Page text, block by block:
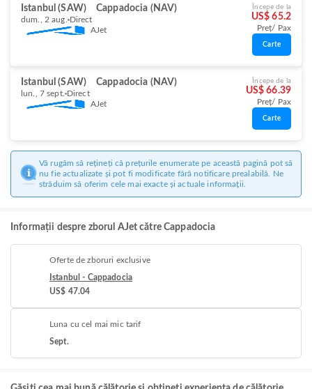
Istanbul (SAW) Cappadocia (NAV)
dum., 2 aug. Direct
AJet
Începe de la
US$ 65.2
Preț/ Pax
Carte
Istanbul (SAW) Cappadocia (NAV)
lun., 7 sept. Direct
AJet
Începe de la
US$ 66.39
Preț/ Pax
Carte
Vă rugăm să rețineți că prețurile enumerate pe această pagină pot să
nu fie actualizate și pot fi modificate fără notificare prealabilă. Ne
străduim să oferim cele mai exacte și actuale informații.
Informații despre zborul AJet către Cappadocia
Oferte de zboruri exclusive
Istanbul - Cappadocia
US$ 47.04
Luna cu cel mai mic tarif
Sept.